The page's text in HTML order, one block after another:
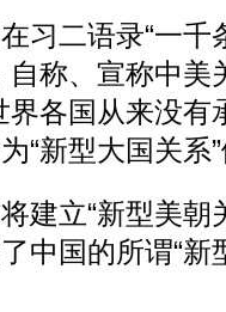
习二语录“一千
称、宣称中美
界各国从来没有
“新型大国关系
建立“新型美朝
中国的所谓“新